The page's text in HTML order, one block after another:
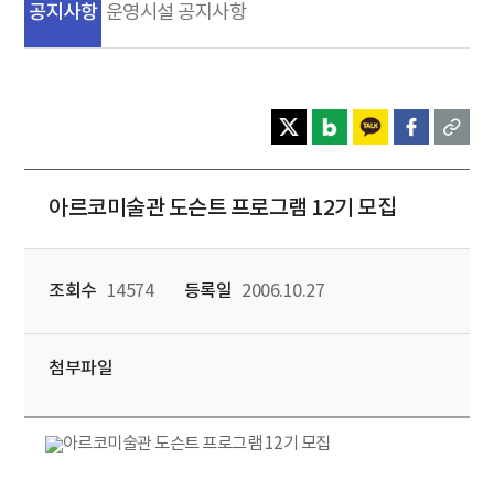
공지사항 운영시설 공지사항
아르코미술관 도슨트 프로그램 12기 모집
조회수 14574 등록일 2006.10.27
첨부파일